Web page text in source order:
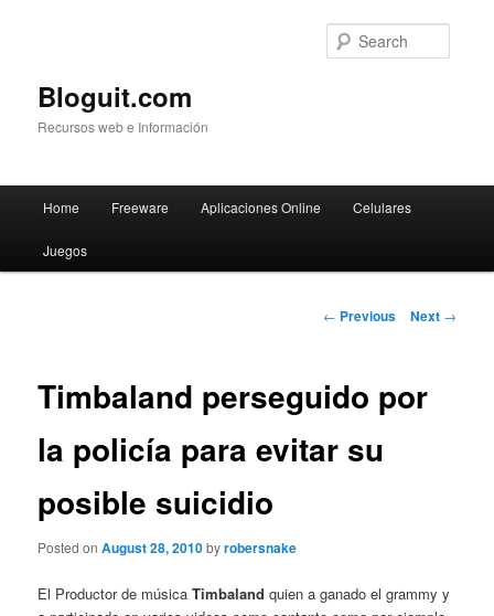
Bloguit.com
Recursos web e Información
Skip
to
Home Freeware Aplicaciones Online Celulares
Juegos
Post
← Previous Next →
Timbaland perseguido por
la policía para evitar su
posible suicidio
Posted onAugust 28, 2010byrobersnake
El Productor de músicaTimbaland quien a ganado el grammy y